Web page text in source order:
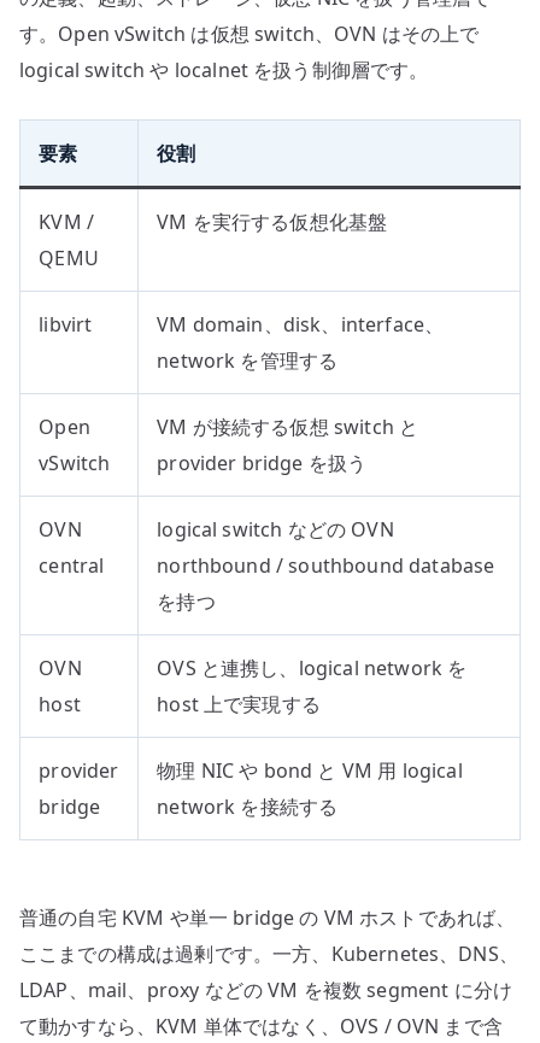
す。Open vSwitch は仮想 switch、OVN はその上で
logical switch や localnet を扱う制御層です。
要素 役割
KVM /
QEMU
VM を実行する仮想化基盤
libvirt
VM domain、disk、interface、
network を管理する
Open
vSwitch
VM が接続する仮想 switch と
provider bridge を扱う
OVN
central
logical switch などの OVN
northbound / southbound database
を持つ
OVN
host
OVS と連携し、logical network を
host 上で実現する
provider
bridge
物理 NIC や bond と VM 用 logical
network を接続する
普通の自宅 KVM や単一 bridge の VM ホストであれば、
ここまでの構成は過剰です。一方、Kubernetes、DNS、
LDAP、mail、proxy などの VM を複数 segment に分け
て動かすなら、KVM 単体ではなく、OVS / OVN まで含